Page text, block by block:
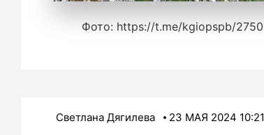
Фото: https://t.me/kgiopspb/2750
Светлана Дягилева 23 МАЯ 2024 10:21